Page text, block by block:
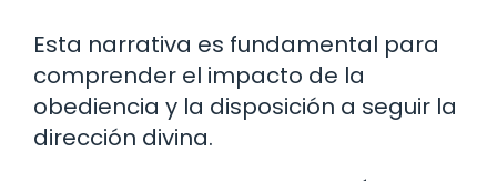
Esta narrativa es fundamental para
comprender el impacto de la
obediencia y la disposición a seguir la
dirección divina.